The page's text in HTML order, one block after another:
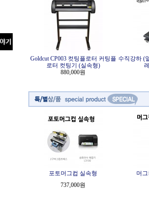
Goldcut CP003 컷팅플로터 커팅플
로터 컷팅기 (실속형)
880,000원
수직강하 (
포토머그컵 실속형
737,000원
머